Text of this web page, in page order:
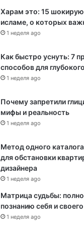
Харам это: 15
исламе, о которых
1 неделя ago
Как быстро уснуть: 7
способов для
1 неделя ago
Почему запретили
мифы и реальность
1 неделя ago
Метод одного
для обстановки
дизайнера
1 неделя ago
Матрица судьбы:
познанию себя и
1 неделя ago